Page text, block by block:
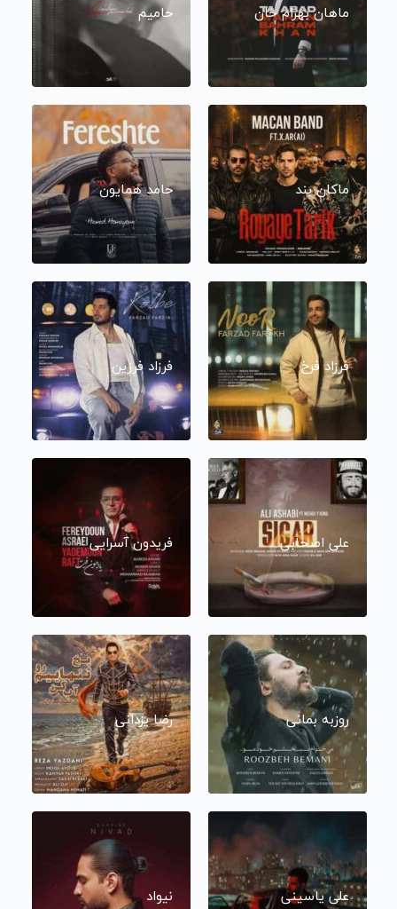
ماهان بهرام خان حامیم
ماکان بند حامد همایون
فرزاد فرخ فرزاد فرزین
علی اصحابی فریدون آسرایی
روزبه بمانی رضا یزدانی
علی یاسینی نیواد